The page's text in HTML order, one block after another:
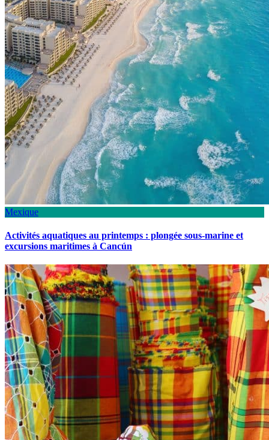
Mexique
Activités aquatiques au printemps : plongée sous-marine et
excursions maritimes à Cancún